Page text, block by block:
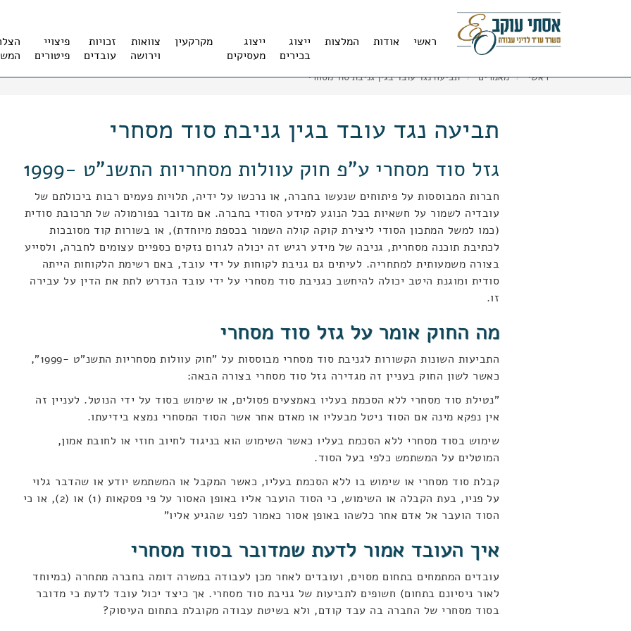
ראשי אודות המלצות
ייצוג
בכירים
ייצוג
מעסיקים
מקרקעין
צוואות
וירושה
זכויות
עובדים
פיצויי
פיטורים
ראשי מאמרים תביעה נגד עובד בגין גניבת סוד מסחרי
תביעה נגד עובד בגין גניבת סוד מסחרי
גזל סוד מסחרי ע"פ חוק עוולות מסחריות התשנ"ט -1999
חברות המבוססות על פיתוחים שנעשו בחברה, או נרכשו על ידיה, תלויות פעמים רבות ביכולתם של
עובדיה לשמור על חשאיות בכל הנוגע למידע הסודי בחברה. אם מדובר בפורמולה של תרכובת סודית
(כמו למשל המתכון הסודי ליצירת קוקה קולה השמור בכספת מיוחדת), או בשורות קוד מסובכות
לכתיבת תוכנה מסחרית, גניבה של מידע רגיש זה יכולה לגרום נזקים כספיים עצומים לחברה, ולסייע
בצורה משמעותית למתחריה. לעיתים גם גניבת לקוחות על ידי עובד, באם רשימת הלקוחות הייתה
סודית ומוגנת היטב יכולה להיחשב כגניבת סוד מסחרי על ידי עובד הנדרש לתת את הדין על עבירה
זו.
מה החוק אומר על גזל סוד מסחרי
התביעות השונות הקשורות לגניבת סוד מסחרי מבוססות על "חוק עוולות מסחריות התשנ"ט -1999",
כאשר לשון החוק בעניין זה מגדירה גזל סוד מסחרי בצורה הבאה:
"נטילת סוד מסחרי ללא הסכמת בעליו באמצעים פסולים, או שימוש בסוד על ידי הנוטל. לעניין זה
אין נפקא מינה אם הסוד ניטל מבעליו או מאדם אחר אשר הסוד המסחרי נמצא בידיעתו.
שימוש בסוד מסחרי ללא הסכמת בעליו כאשר השימוש הוא בניגוד לחיוב חוזי או לחובת אמון,
המוטלים על המשתמש כלפי בעל הסוד.
קבלת סוד מסחרי או שימוש בו ללא הסכמת בעליו, כאשר המקבל או המשתמש יודע או שהדבר גלוי
על פניו, בעת הקבלה או השימוש, כי הסוד הועבר אליו באופן האסור על פי פסקאות (1) או (2), או כי
הסוד הועבר אל אדם אחר כלשהו באופן אסור כאמור לפני שהגיע אליו"
איך העובד אמור לדעת שמדובר בסוד מסחרי
עובדים המתמחים בתחום מסוים, ועובדים לאחר מכן לעבודה במשרה דומה בחברה מתחרה (במיוחד
לאור ניסיונם בתחום) חשופים לתביעות של גניבת סוד מסחרי. אך כיצד יכול עובד לדעת כי מדובר
בסוד מסחרי של החברה בה עבד קודם, ולא בשיטת עבודה מקובלת בתחום העיסוק?